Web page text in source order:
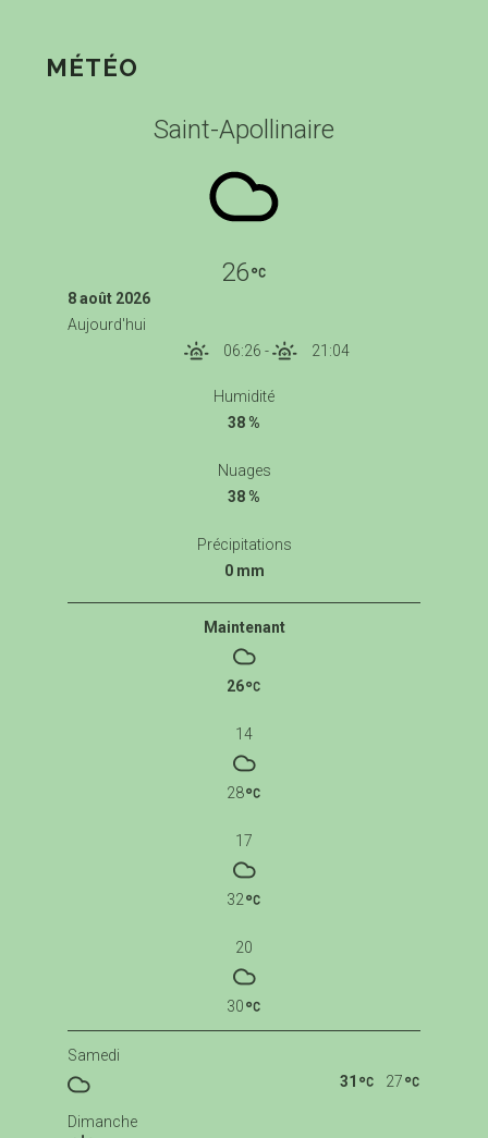
MÉTÉO
Saint-Apollinaire
26
8 août 2026
Aujourd'hui
06:26 - 21:04
Humidité
38 %
Nuages
38 %
Précipitations
0 mm
Maintenant
26
14
28
17
32
20
30
Samedi
27
31
Dimanche